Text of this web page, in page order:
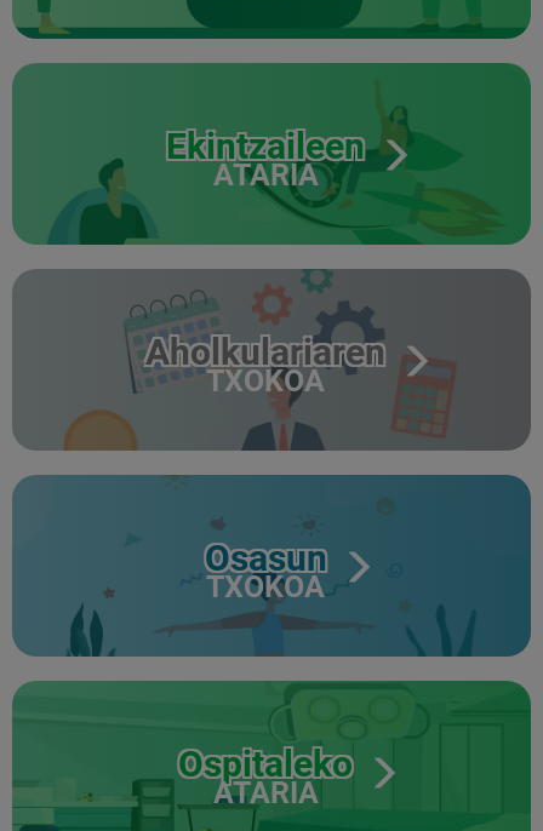
Ekintzaileen
ATARIA
Aholkulariaren
TXOKOA
Osasun
TXOKOA
Ospitaleko
ATARIA